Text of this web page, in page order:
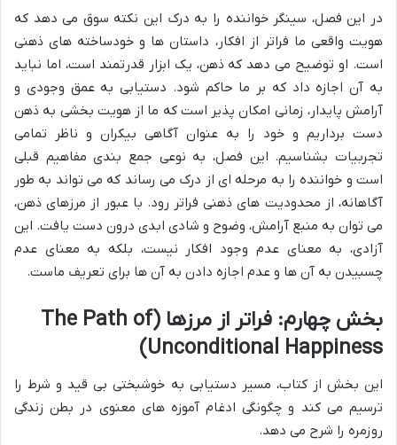
در این فصل، سینگر خواننده را به درک این نکته سوق می دهد که
هویت واقعی ما فراتر از افکار، داستان ها و خودساخته های ذهنی
است. او توضیح می دهد که ذهن، یک ابزار قدرتمند است، اما نباید
به آن اجازه داد که بر ما حاکم شود. دستیابی به عمق وجودی و
آرامش پایدار، زمانی امکان پذیر است که ما از هویت بخشی به ذهن
دست برداریم و خود را به عنوان آگاهی بیکران و ناظر تمامی
تجربیات بشناسیم. این فصل، به نوعی جمع بندی مفاهیم قبلی
است و خواننده را به مرحله ای از درک می رساند که می تواند به طور
آگاهانه، از محدودیت های ذهنی فراتر رود. با عبور از مرزهای ذهن،
می توان به منبع آرامش، وضوح و شادی ابدی درون دست یافت. این
آزادی، به معنای عدم وجود افکار نیست، بلکه به معنای عدم
چسبیدن به آن ها و عدم اجازه دادن به آن ها برای تعریف ماست.
بخش چهارم: فراتر از مرزها (The Path of
Unconditional Happiness)
این بخش از کتاب، مسیر دستیابی به خوشبختی بی قید و شرط را
ترسیم می کند و چگونگی ادغام آموزه های معنوی در بطن زندگی
روزمره را شرح می دهد.